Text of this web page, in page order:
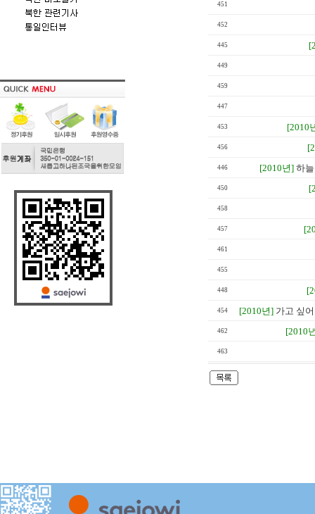
451
452
445
449
459
447
453 [2010
456
446 [2010년] 하
450
458
457
461
455
448
454 [2010년] 가고 싶
462 [2010
463